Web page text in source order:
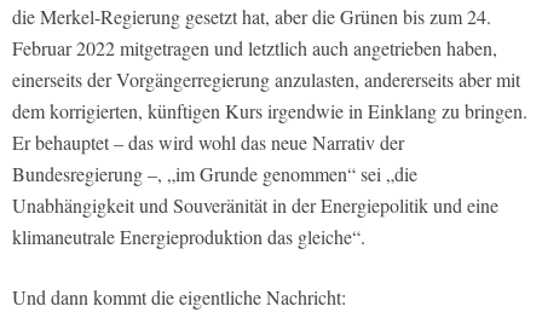
die Merkel-Regierung gesetzt hat, aber die Grünen bis zum 24.
Februar 2022 mitgetragen und letztlich auch angetrieben haben,
einerseits der Vorgängerregierung anzulasten, andererseits aber mit
dem korrigierten, künftigen Kurs irgendwie in Einklang zu bringen.
Er behauptet – das wird wohl das neue Narrativ der
Bundesregierung –, „im Grunde genommen“ sei „die
Unabhängigkeit und Souveränität in der Energiepolitik und eine
klimaneutrale Energieproduktion das gleiche“.
Und dann kommt die eigentliche Nachricht: